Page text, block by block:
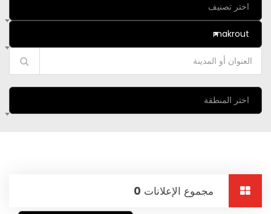
اختر تصنيف
×
makrout
اختر المنطقة
مجموع الإعلانات 0